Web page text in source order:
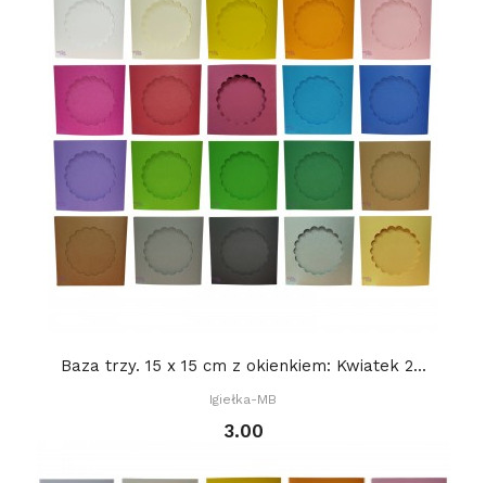
Baza trzy. 15 x 15 cm z okienkiem: Kwiatek 2...
Igiełka-MB
3.00